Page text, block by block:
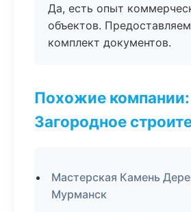
Да, есть опыт
объектов.
комплект документов.
Похожие компании:
Загородное
Мастерская Камень
Мурманск